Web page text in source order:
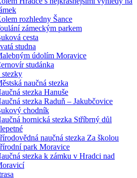
rozhledny Šance
zámeckým parkem
cesta
studna
údolím Moravice
studánka
stezky
naučná stezka
stezka Hanuše
stezka Raduň – Jakubčovice
chodník
hornická stezka Stříbrný důl
naučná stezka Za školou
park Moravice
stezka k zámku v Hradci nad